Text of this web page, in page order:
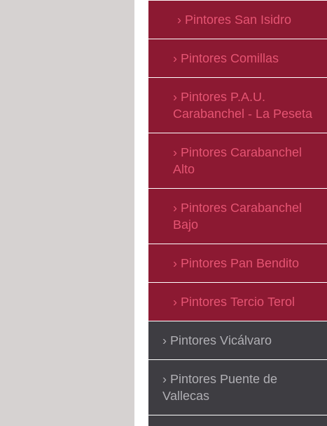
Pintores San Isidro
Pintores Comillas
Pintores P.A.U.
Carabanchel - La Peseta
Pintores Carabanchel
Alto
Pintores Carabanchel
Bajo
Pintores Pan Bendito
Pintores Tercio Terol
Pintores Vicálvaro
Pintores Puente de
Vallecas